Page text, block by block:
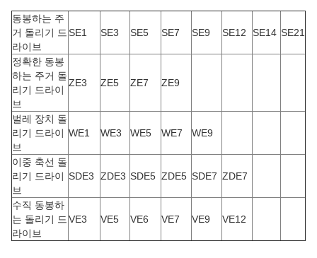
동봉하는 주
거 돌리기 드
라이브
SE1 SE3 SE5 SE7 SE9 SE12 SE14 SE21
정확한 동봉
하는 주거 돌
리기 드라이
브
ZE3 ZE5 ZE7 ZE9
벌레 장치 돌
리기 드라이
브
WE1 WE3 WE5 WE7 WE9
이중 축선 돌
리기 드라이
브
SDE3 ZDE3 SDE5 ZDE5 SDE7 ZDE7
수직 동봉하
는 돌리기 드
라이브
VE3 VE5 VE6 VE7 VE9 VE12